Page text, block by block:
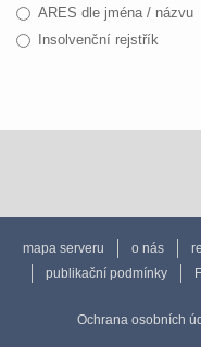
ARES dle jména / názvu
Insolvenční rejstřík
mapa serveru o nás
publikační podmínky
Ochrana osobních